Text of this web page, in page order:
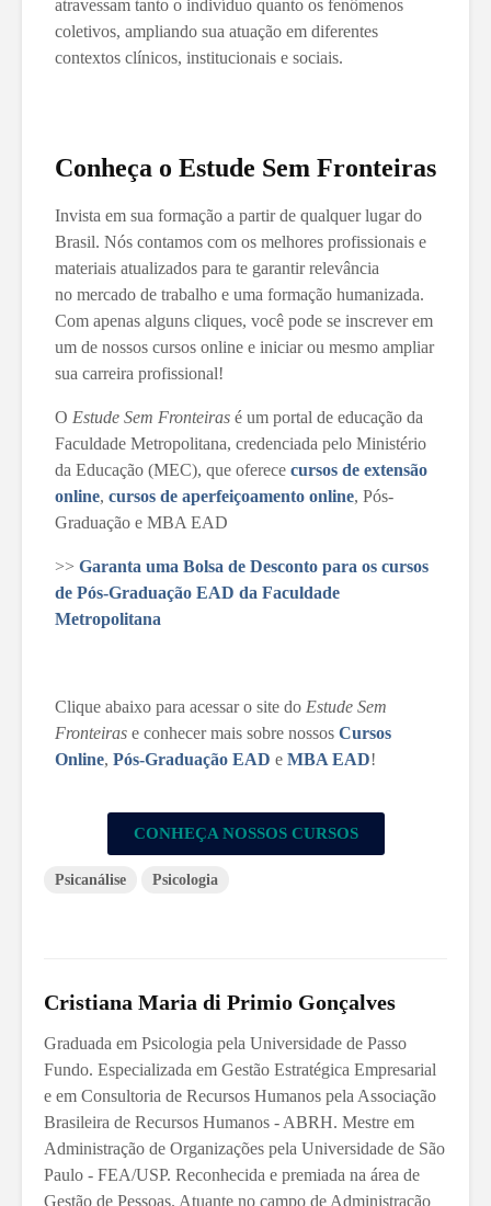
atravessam tanto o indivíduo quanto os fenômenos
coletivos, ampliando sua atuação em diferentes
contextos clínicos, institucionais e sociais.
Conheça o Estude Sem Fronteiras
Invista em sua formação a partir de qualquer lugar do
Brasil. Nós contamos com os melhores profissionais e
materiais atualizados para te garantir relevância
no mercado de trabalho e uma formação humanizada.
Com apenas alguns cliques, você pode se inscrever em
um de nossos cursos online e iniciar ou mesmo ampliar
sua carreira profissional!
O Estude Sem Fronteiras é um portal de educação da
Faculdade Metropolitana, credenciada pelo Ministério
da Educação (MEC), que oferece cursos de extensão
online, cursos de aperfeiçoamento online, Pós-
Graduação e MBA EAD
>> Garanta uma Bolsa de Desconto para os cursos
de Pós-Graduação EAD da Faculdade
Metropolitana
Clique abaixo para acessar o site do Estude Sem
Fronteiras e conhecer mais sobre nossos Cursos
Online, Pós-Graduação EAD e MBA EAD!
CONHEÇA NOSSOS CURSOS
Psicanálise Psicologia
Cristiana Maria di Primio Gonçalves
Graduada em Psicologia pela Universidade de Passo
Fundo. Especializada em Gestão Estratégica Empresarial
e em Consultoria de Recursos Humanos pela Associação
Brasileira de Recursos Humanos - ABRH. Mestre em
Administração de Organizações pela Universidade de São
Paulo - FEA/USP. Reconhecida e premiada na área de
Gestão de Pessoas. Atuante no campo de Administração